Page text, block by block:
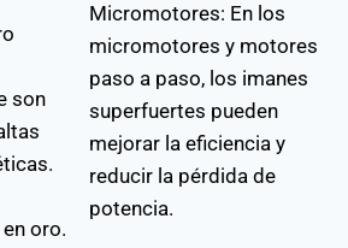
son
oro.
Micromotores: En los
micromotores y motores
paso a paso, los imanes
superfuertes pueden
mejorar la eficiencia y
reducir la pérdida de
potencia.